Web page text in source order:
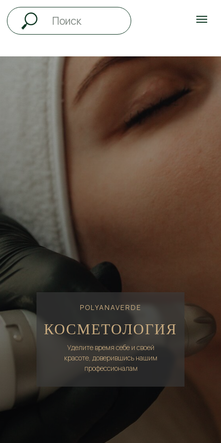
POLYANAVERDE
КОСМЕТОЛОГИЯ
Уделите время себе и своей
красоте, доверившись нашим
профессионалам